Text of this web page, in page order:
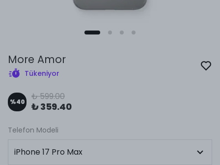
More Amor
Tükeniyor
%40 ₺ 599.00
₺ 359.40
Telefon Modeli